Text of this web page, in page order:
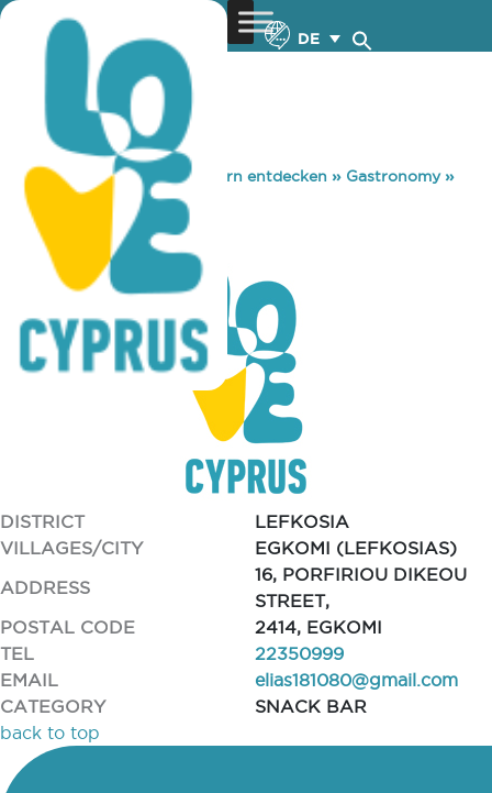
DE
You are here: Home »Zypern entdecken » Gastronomy»
GRIGORIS
GRIGORIS
DISTRICT
LEFKOSIA
VILLAGES/CITY
EGKOMI (LEFKOSIAS)
ADDRESS
16, PORFIRIOU DIKEOU
STREET,
POSTAL CODE
2414, EGKOMI
TEL
22350999
EMAIL
elias181080@gmail.com
CATEGORY
SNACK BAR
back to top